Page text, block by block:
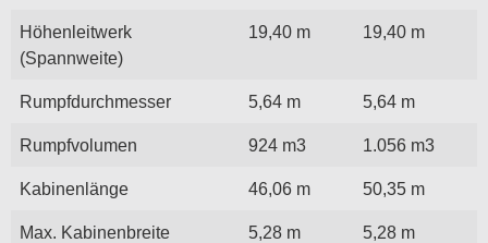
Höhenleitwerk
(Spannweite)
19,40 m 19,40 m
Rumpfdurchmesser 5,64 m 5,64 m
Rumpfvolumen 924 m3 1.056 m3
Kabinenlänge 46,06 m 50,35 m
Max. Kabinenbreite 5,28 m 5,28 m